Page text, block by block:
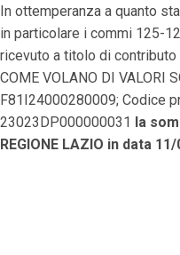
In ottemperanza a quanto
in particolare i commi 125-
ricevuto a titolo di contributo
COME VOLANO DI VALORI
F81I24000280009; Codice
23023DP000000031 la
REGIONE LAZIO in data